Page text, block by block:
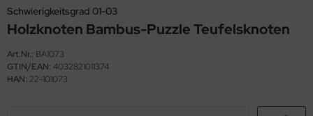
Schwierigkeitsgrad 01-03
Holzknoten Bambus-Puzzle Teufelsknoten
Art.Nr.: BA1073
GTIN/EAN: 4032821011374
HAN: 22-101073
06
08